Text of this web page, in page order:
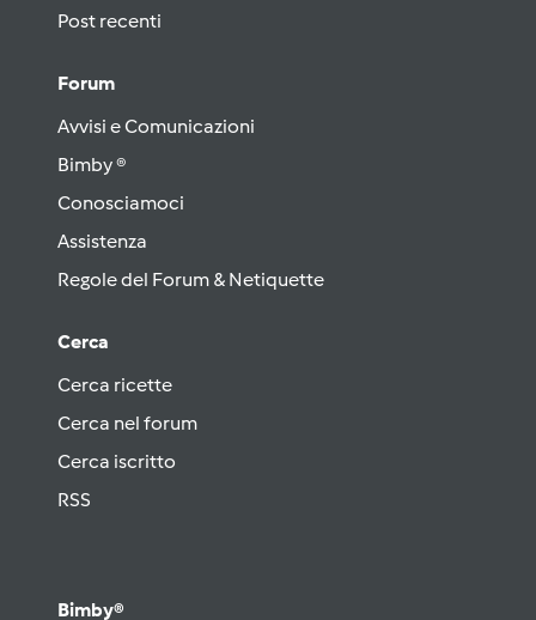
Post recenti
Forum
Avvisi e Comunicazioni
Bimby ®
Conosciamoci
Assistenza
Regole del Forum & Netiquette
Cerca
Cerca ricette
Cerca nel forum
Cerca iscritto
RSS
Bimby®